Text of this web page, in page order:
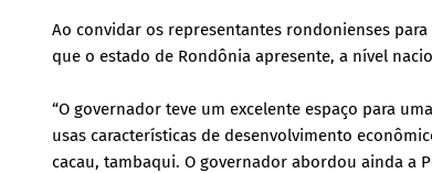
Ao convidar os representantes rondonienses
que o estado de Rondônia apresente, a nível
“O governador teve um excelente espaço para
usas características de desenvolvimento
cacau, tambaqui. O governador abordou ainda a